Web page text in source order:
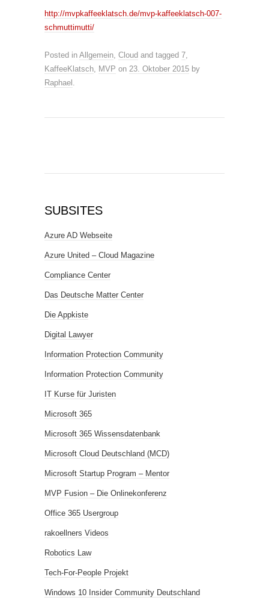
http://mvpkaffeeklatsch.de/mvp-kaffeeklatsch-007-
schmuttimutti/
Posted in Allgemein, Cloud and tagged 7,
KaffeeKlatsch, MVP on 23. Oktober 2015 by
Raphael .
SUBSITES
Azure AD Webseite
Azure United – Cloud Magazine
Compliance Center
Das Deutsche Matter Center
Die Appkiste
Digital Lawyer
Information Protection Community
Information Protection Community
IT Kurse für Juristen
Microsoft 365
Microsoft 365 Wissensdatenbank
Microsoft Cloud Deutschland (MCD)
Microsoft Startup Program – Mentor
MVP Fusion – Die Onlinekonferenz
Office 365 Usergroup
rakoellners Videos
Robotics Law
Tech-For-People Projekt
Windows 10 Insider Community Deutschland